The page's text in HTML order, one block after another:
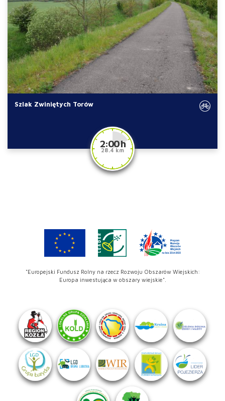
Szlak Zwiniętych Torów
2:00 h
28.4 km
"Europejski Fundusz Rolny na rzecz Rozwoju Obszarów Wiejskich:
Europa inwestująca w obszary wiejskie".